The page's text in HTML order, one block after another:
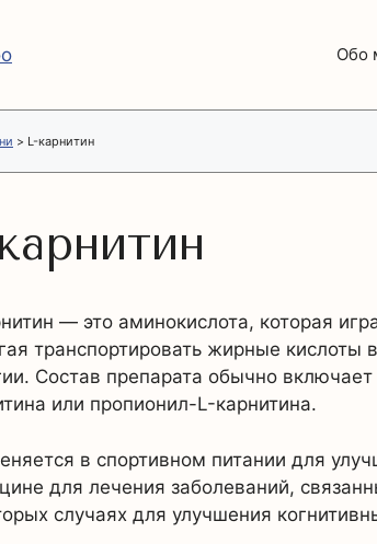
Обо
> L-карнитин
— это аминокислота, которая
транспортировать жирные кислоты
Состав препарата обычно
или пропионил-L-карнитина.
в спортивном питании для
для лечения заболеваний,
случаях для улучшения